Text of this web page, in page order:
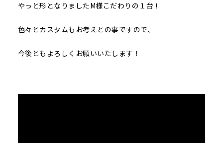
やっと形となりましたM様こだわりの１台！
色々とカスタムもお考えとの事ですので、
今後ともよろしくお願いいたします！